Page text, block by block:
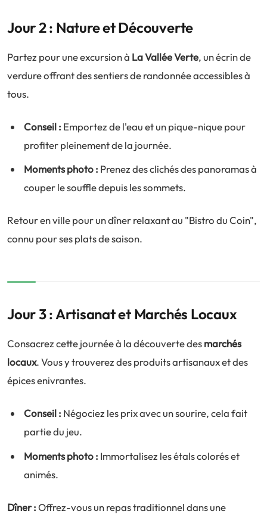
Jour 2 : Nature et Découverte
Partez pour une excursion à La Vallée Verte, un écrin de
verdure offrant des sentiers de randonnée accessibles à
tous.
Conseil : Emportez de l'eau et un pique-nique pour
profiter pleinement de la journée.
Moments photo : Prenez des clichés des panoramas à
couper le souffle depuis les sommets.
Retour en ville pour un dîner relaxant au "Bistro du Coin",
connu pour ses plats de saison.
Jour 3 : Artisanat et Marchés Locaux
Consacrez cette journée à la découverte desmarchés
locaux. Vous y trouverez des produits artisanaux et des
épices enivrantes.
Conseil : Négociez les prix avec un sourire, cela fait
partie du jeu.
Moments photo : Immortalisez les étals colorés et
animés.
Dîner :Offrez-vous un repas traditionnel dans une